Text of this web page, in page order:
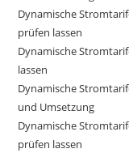
Dynamische
prüfen lassen
Dynamische
lassen
Dynamische
und Umsetzung
Dynamische
prüfen lassen